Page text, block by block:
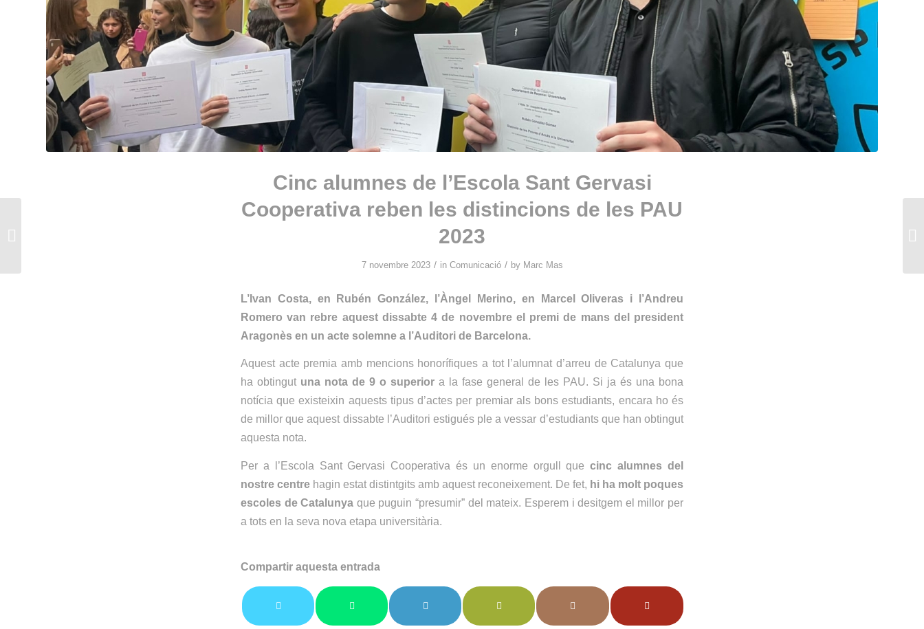
Cinc alumnes de l’Escola Sant Gervasi
Cooperativa reben les distincions de les PAU
2023
7 novembre 2023 / in Comunicació / by Marc Mas
L’Ivan Costa, en Rubén González, l’Àngel Merino, en Marcel Oliveras i l’Andreu
Romero van rebre aquest dissabte 4 de novembre el premi de mans del president
Aragonès en un acte solemne a l’Auditori de Barcelona.
Aquest acte premia amb mencions honorífiques a tot l’alumnat d’arreu de Catalunya que
ha obtingut una nota de 9 o superior a la fase general de les PAU. Si ja és una bona
notícia que existeixin aquests tipus d’actes per premiar als bons estudiants, encara ho és
de millor que aquest dissabte l’Auditori estigués ple a vessar d’estudiants que han obtingut
aquesta nota.
Per a l’Escola Sant Gervasi Cooperativa és un enorme orgull quecinc alumnes del
nostre centre hagin estat distintgits amb aquest reconeixement. De fet, hi ha molt poques
escoles de Catalunya que puguin “presumir” del mateix. Esperem i desitgem el millor per
a tots en la seva nova etapa universitària.
Compartir aquesta entrada